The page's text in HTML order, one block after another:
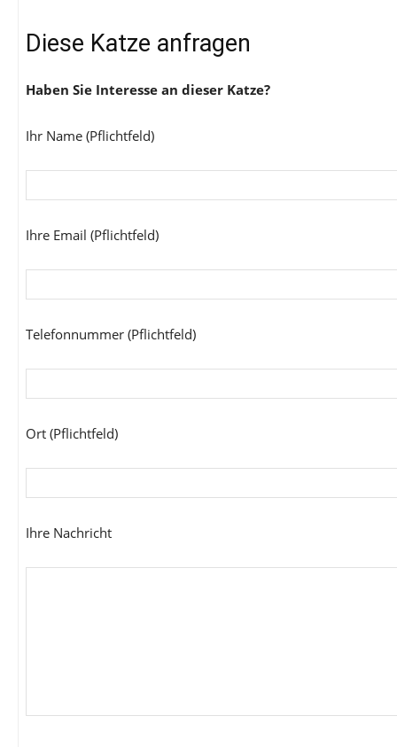
Diese Katze anfragen
Haben Sie Interesse an dieser Katze?
Ihr Name (Pflichtfeld)
Ihre Email (Pflichtfeld)
Telefonnummer (Pflichtfeld)
Ort (Pflichtfeld)
Ihre Nachricht